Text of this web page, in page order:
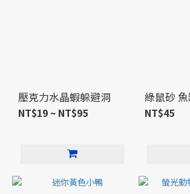
壓克力水晶蝦躲避洞
NT$19 ~ NT$95
綠鼠砂
NT$45